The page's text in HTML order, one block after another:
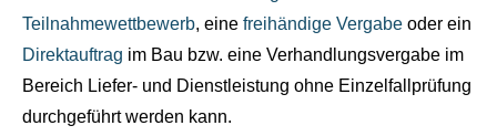
Teilnahmewettbewerb, eine freihändige Vergabe oder ein
Direktauftrag im Bau bzw. eine Verhandlungsvergabe im
Bereich Liefer- und Dienstleistung ohne Einzelfallprüfung
durchgeführt werden kann.